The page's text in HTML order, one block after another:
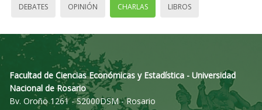
DEBATES OPINIÓN CHARLAS LIBROS
Facultad de Ciencias Económicas y Estadística - Universidad
Nacional de Rosario
Bv. Oroño 1261 - S2000DSM - Rosario